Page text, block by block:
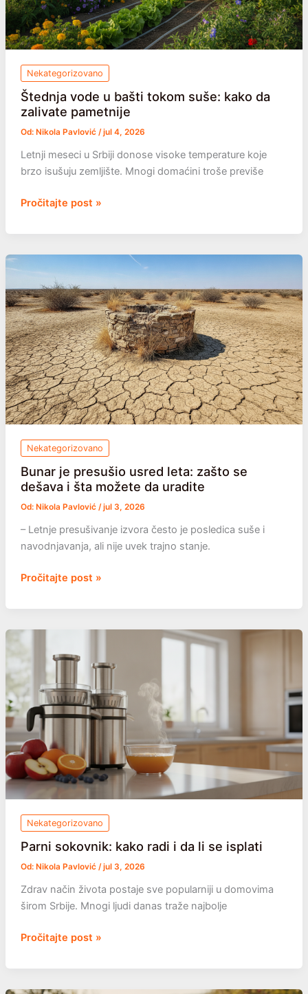
Nekategorizovano
Štednja vode u bašti tokom suše: kako da
zalivate pametnije
Od: Nikola Pavlović /jul 4, 2026
Letnji meseci u Srbiji donose visoke temperature koje
brzo isušuju zemljište. Mnogi domaćini troše previše
Štednja
u
bašti
tokom
suše:
kako
da
zalivate
pametnije
Pročitajte post »
Nekategorizovano
Bunar je presušio usred leta: zašto se
dešava i šta možete da uradite
Od: Nikola Pavlović /jul 3, 2026
– Letnje presušivanje izvora često je posledica suše i
navodnjavanja, ali nije uvek trajno stanje.
Bunar
presušio
usred
leta:
zašto
se
dešava
i
šta
možete
da
uradite
Pročitajte post »
Nekategorizovano
Parni sokovnik: kako radi i da li se isplati
Od: Nikola Pavlović /jul 3, 2026
Zdrav način života postaje sve popularniji u domovima
širom Srbije. Mnogi ljudi danas traže najbolje
Parni
kako
radi
Pročitajte post »